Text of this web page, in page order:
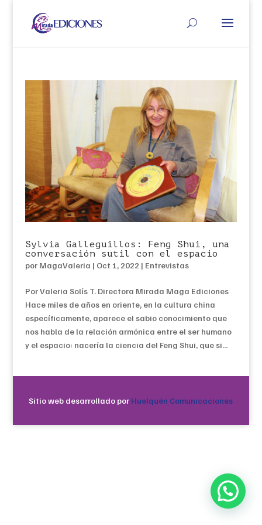
Sylvia Galleguillos: Feng Shui, una
conversación sutil con el espacio
por MagaValeria | Oct 1, 2022 | Entrevistas
Por Valeria Solís T. Directora Mirada Maga Ediciones
Hace miles de años en oriente, en la cultura china
específicamente, aparece el sabio conocimiento que
nos habla de la relación armónica entre el ser humano
y el espacio: nacería la ciencia del Feng Shui, que si...
Sitio web desarrollado por Huelquén Comunicaciones